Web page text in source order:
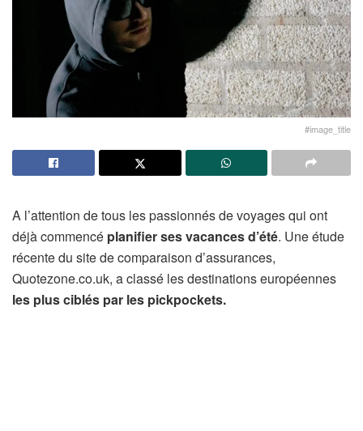
#image_title
A l’attention de tous les passionnés de voyages qui ont
déjà commencé planifier ses vacances d’été. Une étude
récente du site de comparaison d’assurances,
Quotezone.co.uk, a classé les destinations européennes
les plus ciblés par les pickpockets.